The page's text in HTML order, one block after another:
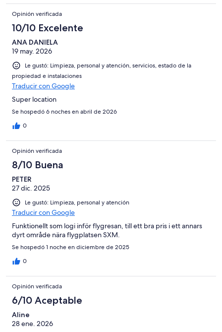
Opinión verificada
10/10 Excelente
ANA DANIELA
19 may. 2026
Le gustó: Limpieza, personal y atención, servicios, estado de la
propiedad e instalaciones
Traducir con Google
Super location
Se hospedó 6 noches en abril de 2026
0
Opinión verificada
8/10 Buena
PETER
27 dic. 2025
Le gustó: Limpieza, personal y atención
Traducir con Google
Funktionellt som logi inför flygresan, till ett bra pris i ett annars
dyrt område nära flygplatsen SXM.
Se hospedó 1 noche en diciembre de 2025
0
Opinión verificada
6/10 Aceptable
Aline
28 ene. 2026